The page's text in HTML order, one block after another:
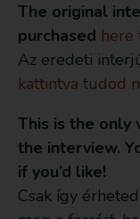
The original
purchased here
Az eredeti
kattintva tudod
This is the only
the interview.
if you’d like!
Csak így